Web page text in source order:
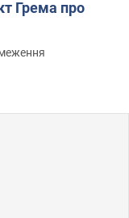
Грема про